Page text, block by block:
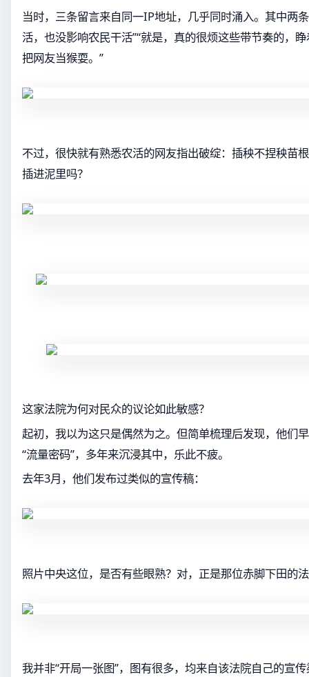
当时，三条留言来自同一IP地址，几乎同时涌入。其中两
活，也没影响农民干活”“就是，真的很烦这些带节奏的，
把网友当猴耍。”
不过，很快就有熟悉农活的网友指出破绽：插秧不捏秧苗
插进泥里吗？
这家法院为何对民众的议论如此敏感？
起初，我以为这只是偶然为之。但简单梳理后发现，他们
“流量密码”，多年来沉浸其中，乐此不疲。
去年3月，他们发布过类似的宣传稿：
照片中央这位，是否有些眼熟？对，正是那位赤脚下田的
我并非“开局一张图”，图有很多，均来自该法院自己的宣